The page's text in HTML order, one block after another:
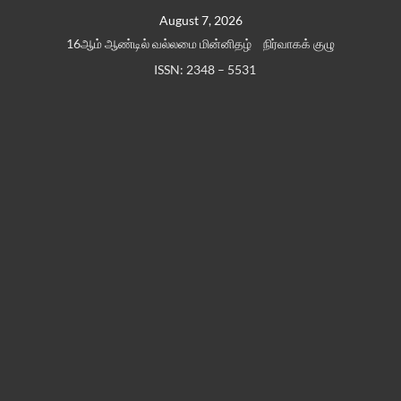
August 7, 2026
16ஆம் ஆண்டில் வல்லமை மின்னிதழ்
நிர்வாகக் குழு
ISSN: 2348 – 5531